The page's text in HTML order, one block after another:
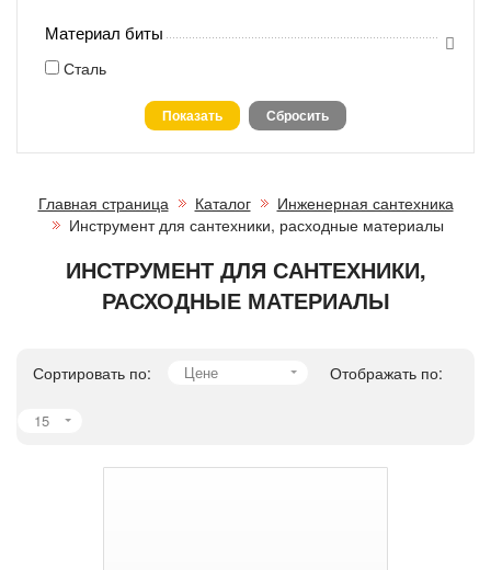
Материал биты
Сталь
Главная страница Каталог
Инженерная сантехника
Инструмент для сантехники, расходные материалы
ИНСТРУМЕНТ ДЛЯ САНТЕХНИКИ,
РАСХОДНЫЕ МАТЕРИАЛЫ
Сортировать по: Цене Отображать по:
15